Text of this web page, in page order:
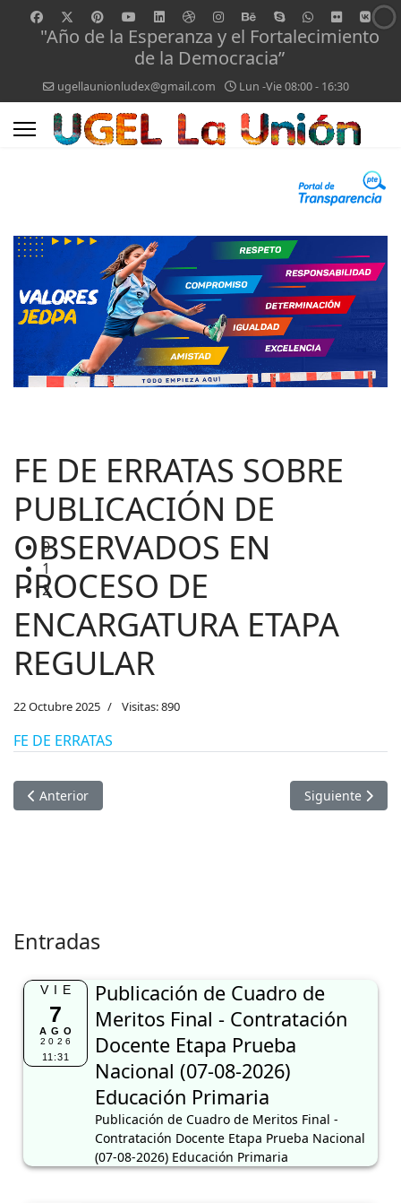
"Año de la Esperanza y el Fortalecimiento
de la Democracia”
ugellaunionludex@gmail.com Lun -Vie 08:00 - 16:30
FE DE ERRATAS SOBRE
PUBLICACIÓN DE
OBSERVADOS EN
PROCESO DE
ENCARGATURA ETAPA
REGULAR
22 Octubre 2025 Visitas: 890
FE DE ERRATAS
Artículo anterior: PUBLICACION DE APTOS Y NO APTOS DEL
Anterior Artículo
Siguiente
Entradas
VIE
7
AGO
2026
11:31
Publicación de Cuadro de
Meritos Final - Contratación
Docente Etapa Prueba
Nacional (07-08-2026)
Educación Primaria
Publicación de Cuadro de Meritos Final -
Contratación Docente Etapa Prueba Nacional
(07-08-2026) Educación Primaria